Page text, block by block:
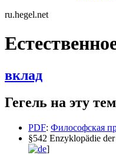
ru.hegel.net
вклад
Гегель на эту
PDF: Философская
§542 Enzyklopädie
]